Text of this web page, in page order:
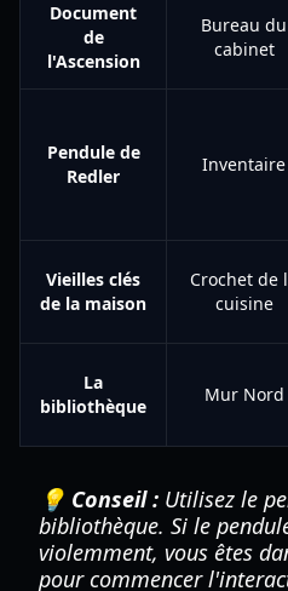
Document
de
l'Ascension
Bureau du
cabinet
Pendule de
Redler
Inventaire
Vieilles clés
de la maison
Crochet de
cuisine
La
bibliothèque
Mur Nord
💡 Conseil : Utilisez le
bibliothèque. Si le
violemment, vous êtes
pour commencer